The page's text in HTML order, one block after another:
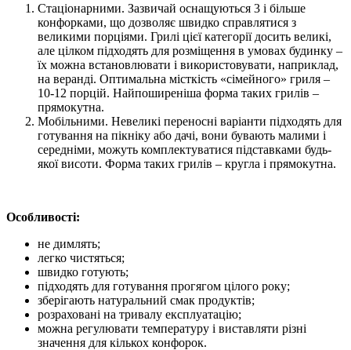
Стаціонарними. Зазвичай оснащуються 3 і більше
конфорками, що дозволяє швидко справлятися з
великими порціями. Грилі цієї категорії досить великі,
але цілком підходять для розміщення в умовах будинку –
їх можна встановлювати і використовувати, наприклад,
на веранді. Оптимальна місткість «сімейного» гриля –
10-12 порцій. Найпоширеніша форма таких грилів –
прямокутна.
Мобільними. Невеликі переносні варіанти підходять для
готування на пікніку або дачі, вони бувають малими і
середніми, можуть комплектуватися підставками будь-
якої висоти. Форма таких грилів – кругла і прямокутна.
Особливості:
не димлять;
легко чистяться;
швидко готують;
підходять для готування прогягом цілого року;
зберігають натуральний смак продуктів;
розраховані на тривалу експлуатацію;
можна регулювати температуру і виставляти різні
значення для кількох конфорок.